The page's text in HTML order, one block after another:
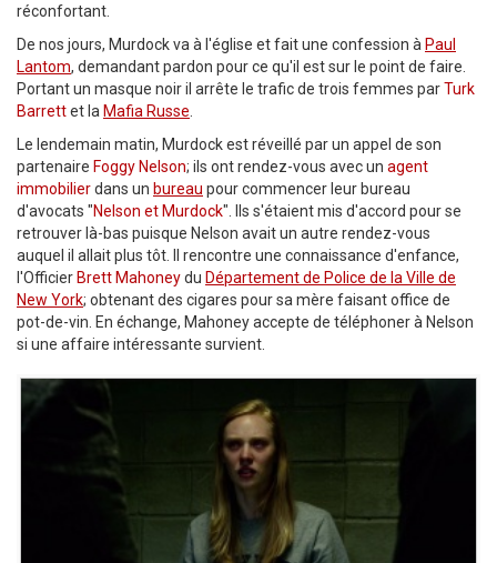
réconfortant.
De nos jours, Murdock va à l'église et fait une confession à Paul
Lantom, demandant pardon pour ce qu'il est sur le point de faire.
Portant un masque noir il arrête le trafic de trois femmes parTurk
Barrettet la Mafia Russe.
Le lendemain matin, Murdock est réveillé par un appel de son
partenaire Foggy Nelson; ils ont rendez-vous avec un agent
immobilierdans un bureau pour commencer leur bureau
d'avocats "Nelson et Murdock". Ils s'étaient mis d'accord pour se
retrouver là-bas puisque Nelson avait un autre rendez-vous
auquel il allait plus tôt. Il rencontre une connaissance d'enfance,
l'Officier Brett Mahoneydu Département de Police de la Ville de
New York; obtenant des cigares pour sa mère faisant office de
pot-de-vin. En échange, Mahoney accepte de téléphoner à Nelson
si une affaire intéressante survient.